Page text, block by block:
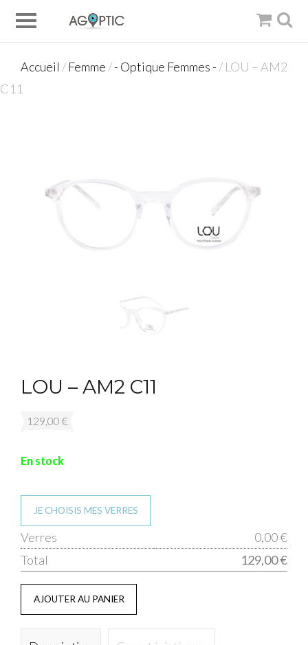
Accueil / Femme /- Optique Femmes - / LOU – AM2
C11
LOU – AM2 C11
129,00 €
En stock
JE CHOISIS MES VERRES
Verres
0,00 €
Total
129,00 €de